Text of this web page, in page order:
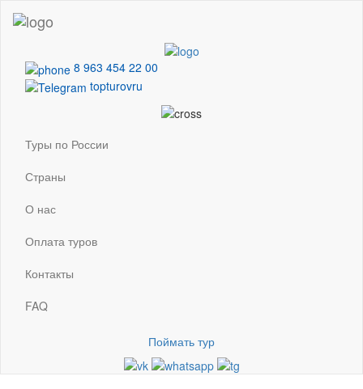
8 963 454 22 00
topturovru
Туры по России
Страны
О нас
Оплата туров
Контакты
FAQ
Поймать тур